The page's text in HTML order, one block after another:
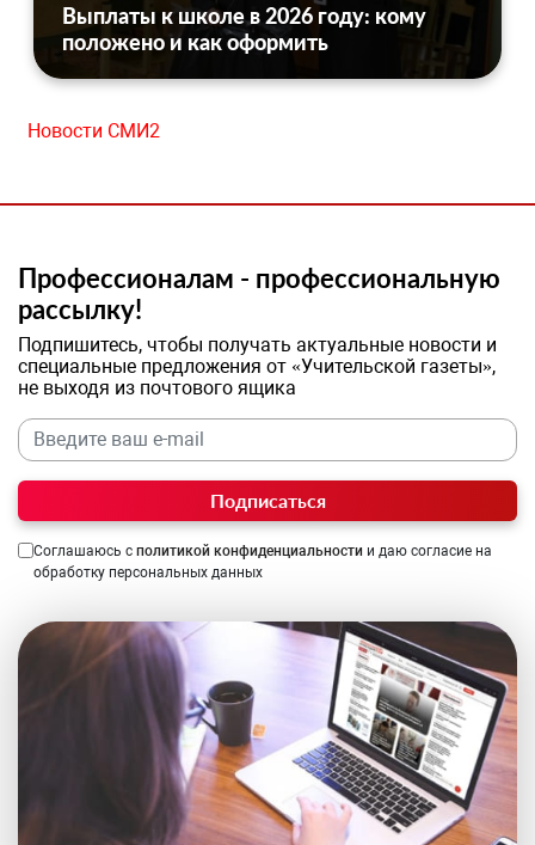
Выплаты к школе в 2026 году: кому
положено и как оформить
Новости СМИ2
Профессионалам - профессиональную
рассылку!
Подпишитесь, чтобы получать актуальные новости и
специальные предложения от «Учительской газеты»,
не выходя из почтового ящика
Подписаться
Соглашаюсь с политикой конфиденциальности и даю согласие на
обработку персональных данных